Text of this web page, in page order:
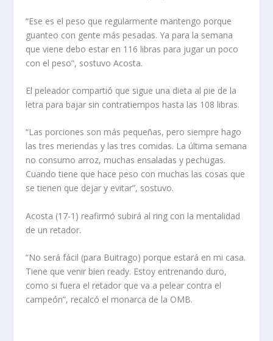
“Ese es el peso que regularmente mantengo porque
guanteo con gente más pesadas. Ya para la semana
que viene debo estar en 116 libras para jugar un poco
con el peso”, sostuvo Acosta.
El peleador compartió que sigue una dieta al pie de la
letra para bajar sin contratiempos hasta las 108 libras.
“Las porciones son más pequeñas, pero siempre hago
las tres meriendas y las tres comidas. La última semana
no consumo arroz, muchas ensaladas y pechugas.
Cuando tiene que hace peso con muchas las cosas que
se tienen que dejar y evitar”, sostuvo.
Acosta (17-1) reafirmó subirá al ring con la mentalidad
de un retador.
“No será fácil (para Buitrago) porque estará en mi casa.
Tiene que venir bien ready. Estoy entrenando duro,
como si fuera el retador que va a pelear contra el
campeón”, recalcó el monarca de la OMB.